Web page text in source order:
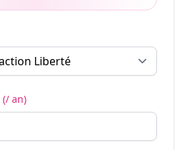
(/ an)